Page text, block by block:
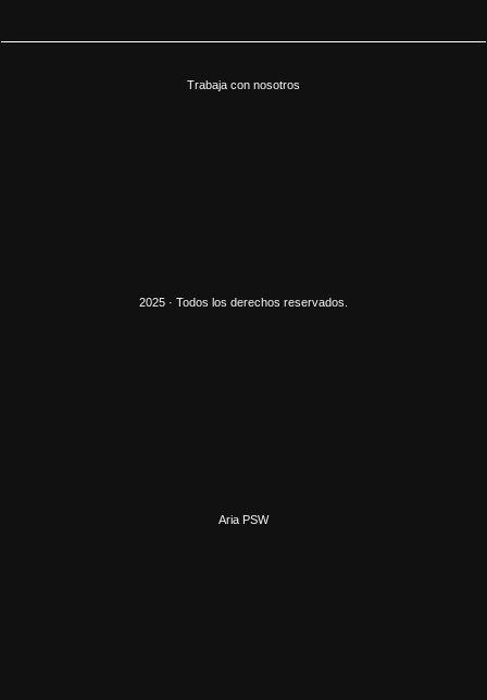
Trabaja con nosotros
2025 · Todos los derechos reservados.
Aria PSW